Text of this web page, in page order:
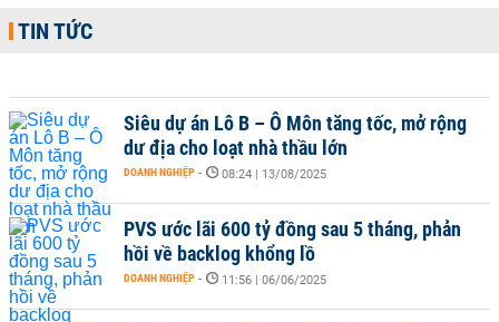
TIN TỨC
Siêu dự án Lô B – Ô Môn tăng tốc, mở rộng
dư địa cho loạt nhà thầu lớn
DOANH NGHIỆP - 08:24 | 13/08/2025
PVS ước lãi 600 tỷ đồng sau 5 tháng, phản
hồi về backlog khổng lồ
DOANH NGHIỆP - 11:56 | 06/06/2025